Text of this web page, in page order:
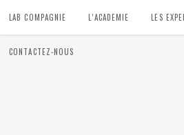
LAB COMPAGNIE L’ACADEMIE LES
CONTACTEZ-NOUS